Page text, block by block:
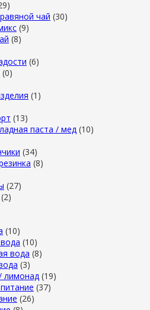
чай (30)
(9)
(8)
(6)
(0)
(1)
(13)
паста / мед (10)
(34)
(8)
(27)
(2)
(10)
(10)
вода (8)
(3)
лимонад (19)
(37)
(26)